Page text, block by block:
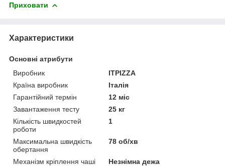
Приховати
Характеристики
Основні атрибути
Виробник
ITPIZZA
Країна виробник
Італія
Гарантійний термін
12 міс
Завантаження тесту
25 кг
Кількість швидкостей
роботи
1
Максимальна швидкість
обертання
78 об/хв
Механізм кріплення чаші
Незнімна дежа